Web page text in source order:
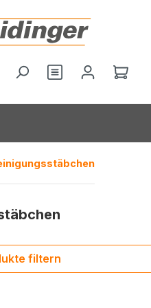
Du hast 0
filtern